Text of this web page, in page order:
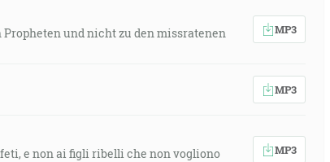
ľuďom, ale rúhanie sa proti Duchu nebude
Propheten und nicht zu den missratenen
MP3
MP3
e non ai figli ribelli che non vogliono
MP3